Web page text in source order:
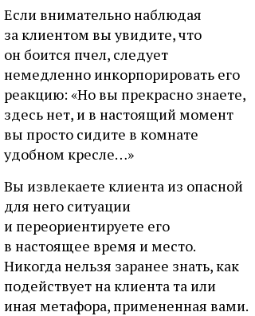
Если внимательно наблюдая
за клиентом вы увидите, что
он боится пчел, следует
немедленно инкорпорировать его
реакцию: «Но вы прекрасно знаете,
здесь нет, и в настоящий момент
вы просто сидите в комнате
удобном кресле…»
Вы извлекаете клиента из опасной
для него ситуации
и переориентируете его
в настоящее время и место.
Никогда нельзя заранее знать, как
подействует на клиента та или
иная метафора, примененная вами.